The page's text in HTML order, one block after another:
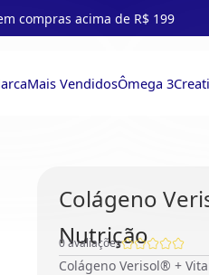
compras acima de R$ 199
Mais VendidosÔmega 3
Colágeno
Nutrição
0avaliações
Colágeno Verisol® +